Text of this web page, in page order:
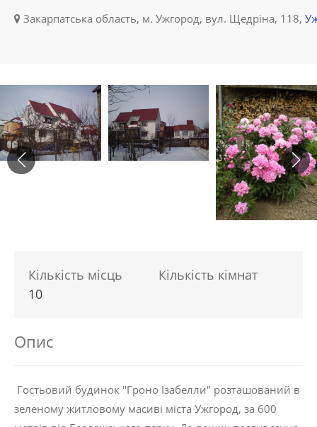
Закарпатська область, м. Ужгород, вул. Щедріна, 118,
Кількість місць
10
Кількість кімнат
Опис
Гостьовий будинок "Гроно Ізабелли" розташований в
зеленому житловому масиві міста Ужгород, за 600